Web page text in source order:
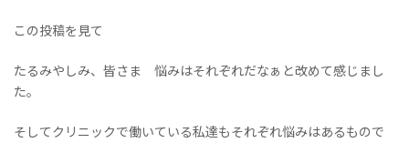
この投稿を見て
たるみやしみ、皆さま 悩みはそれぞれだなぁと改めて感じまし
た。
そしてクリニックで働いている私達もそれぞれ悩みはあるもので